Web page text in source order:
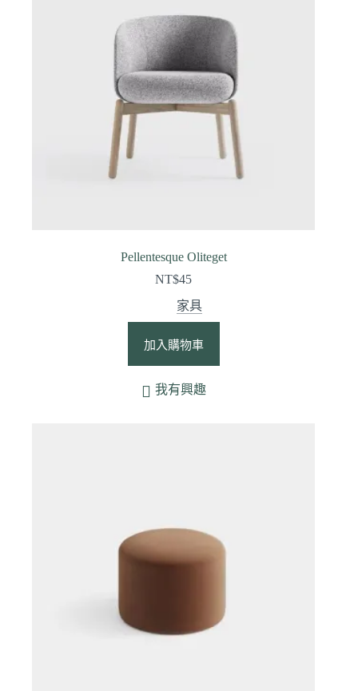
Pellentesque Oliteget
NT$45
家具
加入購物車
我有興趣